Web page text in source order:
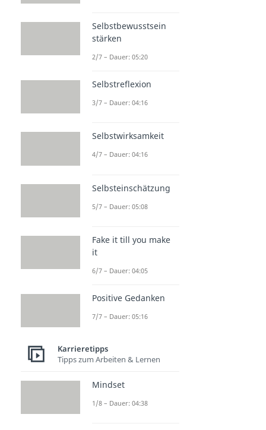
Selbstbewusstsein
stärken
2/7 – Dauer: 05:20
Selbstreflexion
3/7 – Dauer: 04:16
Selbstwirksamkeit
4/7 – Dauer: 04:16
Selbsteinschätzung
5/7 – Dauer: 05:08
Fake it till you make
it
6/7 – Dauer: 04:05
Positive Gedanken
7/7 – Dauer: 05:16
Karrieretipps
Tipps zum Arbeiten & Lernen
Mindset
1/8 – Dauer: 04:38